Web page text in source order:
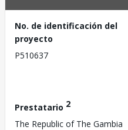
No. de identificación del
proyecto
P510637
Prestatario 2
The Republic of The Gambia